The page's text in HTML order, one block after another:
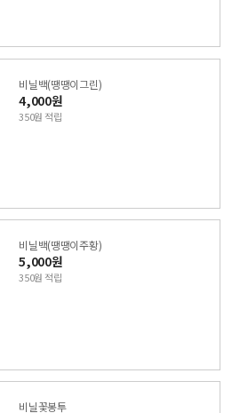
비닐백(땡땡이그린)
4,000원
350원 적립
비닐백(땡땡이주황)
5,000원
350원 적립
비닐꽃봉투